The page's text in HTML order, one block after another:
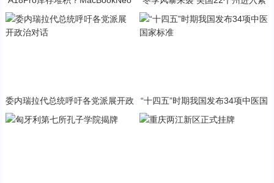
与PP终极火焰狂潮意外同框
急状态
委内瑞拉代总统呼吁各党派展开政
“十四五”时期我国发布34项中医国